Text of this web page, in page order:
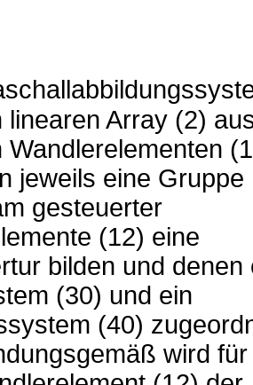
linearen Array (2)
Wandlerelementen
jeweils eine Gruppe
gesteuerter
(12) eine
bilden und denen
(30) und ein
(40)
wird für